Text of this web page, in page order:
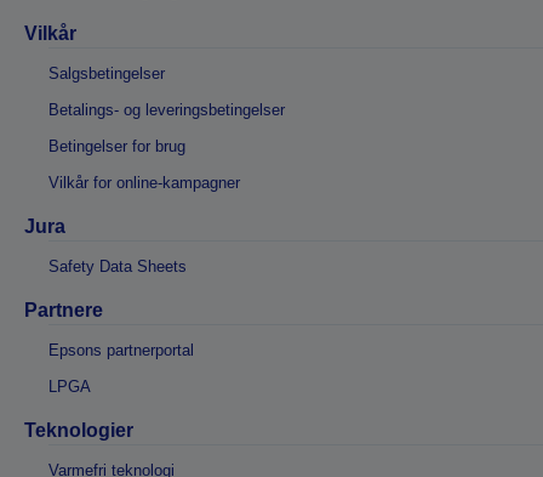
Vilkår
Salgsbetingelser
Betalings- og leveringsbetingelser
Betingelser for brug
Vilkår for online-kampagner
Jura
Safety Data Sheets
Partnere
Epsons partnerportal
LPGA
Teknologier
Varmefri teknologi